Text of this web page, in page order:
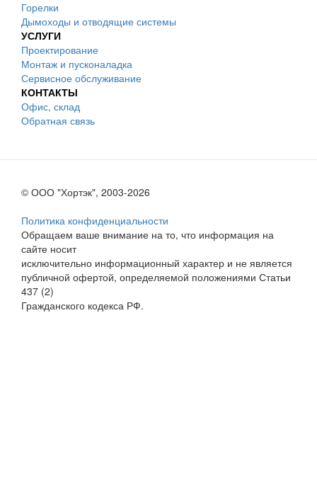
Горелки
Дымоходы и отводящие системы
УСЛУГИ
Проектирование
Монтаж и пусконаладка
Сервисное обслуживание
КОНТАКТЫ
Офис, склад
Обратная связь
© ООО "Хортэк", 2003-2026
Политика конфиденциальности
Обращаем ваше внимание на то, что информация на
сайте носит
исключительно информационный характер и не является
публичной офертой, определяемой положениями Статьи
437 (2)
Гражданского кодекса РФ.